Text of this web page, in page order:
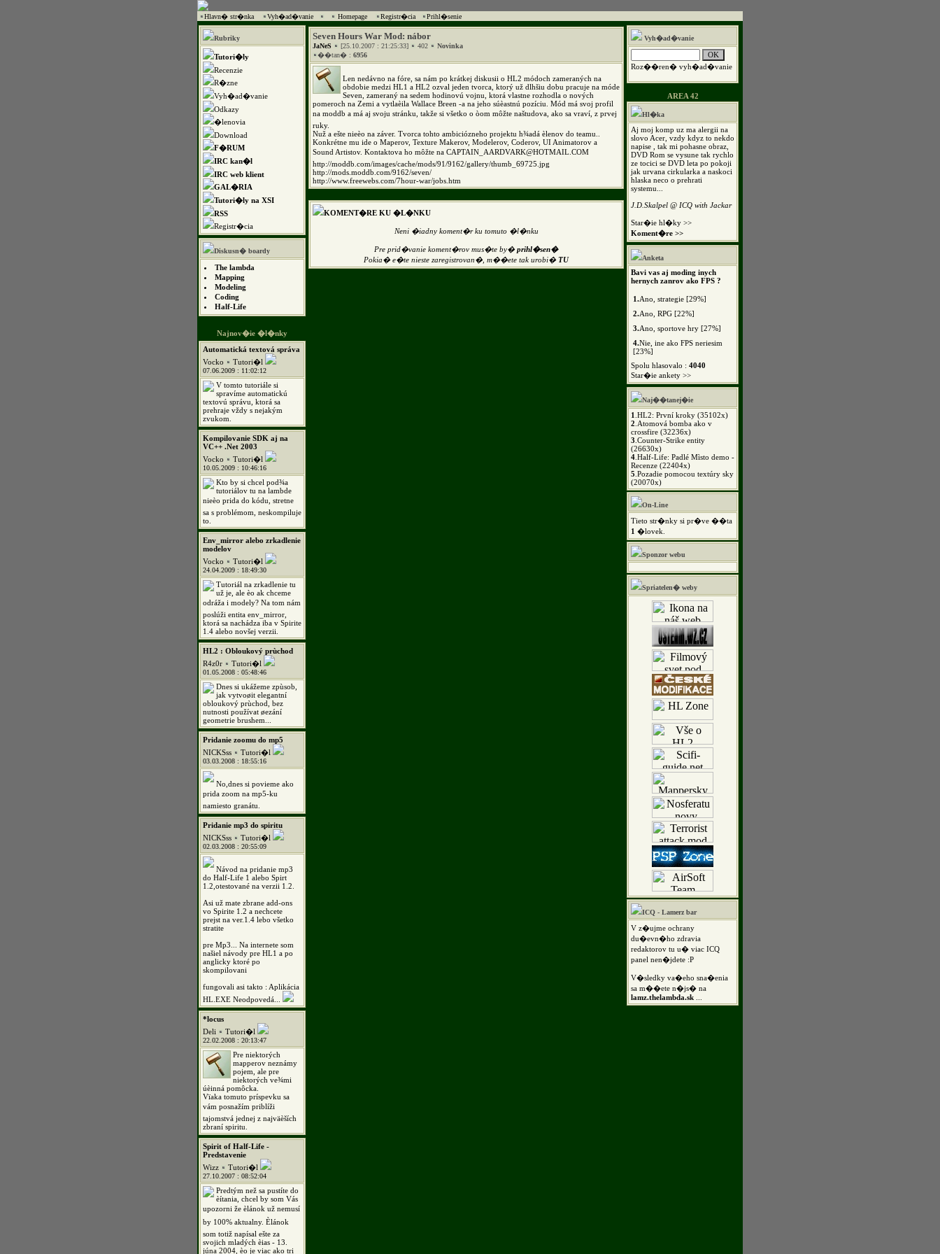
Hlavn� str�nka Vyh�ad�vanie Homepage Registr�cia Prihl�senie
Rubriky
Tutori�ly
Recenzie
R�zne
Vyh�ad�vanie
Odkazy
�lenovia
Download
F�RUM
IRC kan�l
IRC web klient
GAL�RIA
Tutori�ly na XSI
RSS
Registr�cia
Diskusn� boardy
The lambda
Mapping
Modeling
Coding
Half-Life
Najnov�ie �l�nky
Automatická textová správa
Vocko
Tutori�l
07.06.2009 : 11:02:12
V tomto tutoriále si
spravíme automatickú
textovú správu, ktorá sa
prehraje vždy s nejakým
zvukom.
Kompilovanie SDK aj na
VC++ .Net 2003
Vocko
Tutori�l
10.05.2009 : 10:46:16
Kto by si chcel pod¾a
tutoriálov tu na lambde
nieèo prida do kódu, stretne
sa s problémom, neskompiluje
to.
Env_mirror alebo zrkadlenie
modelov
Vocko
Tutori�l
24.04.2009 : 18:49:30
Tutoriál na zrkadlenie tu
už je, ale èo ak chceme
odráža i modely? Na tom nám
poslúži entita env_mirror,
ktorá sa nachádza iba v Spirite
1.4 alebo novšej verzii.
HL2 : Obloukový prùchod
R4z0r
Tutori�l
01.05.2008 : 05:48:46
Dnes si ukážeme zpùsob,
jak vytvoøit elegantní
obloukový prùchod, bez
nutnosti používat øezání
geometrie brushem...
Pridanie zoomu do mp5
NICKSss
Tutori�l
03.03.2008 : 18:55:16
No,dnes si povieme ako
prida zoom na mp5-ku
namiesto granátu.
Pridanie mp3 do spiritu
NICKSss
Tutori�l
02.03.2008 : 20:55:09
Návod na pridanie mp3
do Half-Life 1 alebo Spirt
1.2,otestované na verzii 1.2.
Asi už mate zbrane add-ons
vo Spirite 1.2 a nechcete
prejst na ver.1.4 lebo všetko
stratite
pre Mp3... Na internete som
našiel návody pre HL1 a po
anglicky ktoré po
skompilovani
fungovali asi takto : Aplikácia
HL.EXE Neodpovedá...
*locus
Deli
Tutori�l
22.02.2008 : 20:13:47
Pre niektorých
mapperov neznámy
pojem, ale pre
niektorých ve¾mi
úèinná pomôcka.
Vïaka tomuto príspevku sa
vám posnažím priblíži
tajomstvá jednej z najväèších
zbraní spiritu.
Spirit of Half-Life -
Predstavenie
Wizz
Tutori�l
27.10.2007 : 08:52:04
Predtým než sa pustíte do
èítania, chcel by som Vás
upozorni že èlánok už nemusí
by 100% aktualny. Èlánok
som totiž napísal ešte za
svojich mladých èias - 13.
júna 2004, èo je viac ako tri
Seven Hours War Mod: nábor
JaNeS [25.10.2007 : 21:25:33] 402
Novinka
��tan� : 6956
Len nedávno na fóre, sa nám po krátkej diskusii o HL2 módoch zameraných na
obdobie medzi HL1 a HL2 ozval jeden tvorca, ktorý už dlhšiu dobu pracuje na móde
Seven, zameraný na sedem hodinovú vojnu, ktorá vlastne rozhodla o nových
pomeroch na Zemi a vytlaèila Wallace Breen -a na jeho súèastnú pozíciu. Mód má svoj profil
na moddb a má aj svoju stránku, takže si všetko o òom môžte naštudova, ako sa vraví, z prvej
ruky.
Nuž a ešte nieèo na záver. Tvorca tohto ambiciózneho projektu h¾adá èlenov do teamu..
Konkrétne mu ide o Maperov, Texture Makerov, Modelerov, Coderov, UI Animatorov a
Sound Artistov. Kontaktova ho môžte na CAPTAIN_AARDVARK@HOTMAIL.COM
http://moddb.com/images/cache/mods/91/9162/gallery/thumb_69725.jpg
http://mods.moddb.com/9162/seven/
http://www.freewebs.com/7hour-war/jobs.htm
KOMENT�RE KU �L�NKU
Neni �iadny koment�r ku tomuto �l�nku
Pre prid�vanie koment�rov mus�te by�prihl�sen�
Pokia� e�te nieste zaregistrovan�, m��ete tak urobi�TU
Vyh�ad�vanie
Roz��ren� vyh�ad�vanie
AREA 42
Hl�ka
Aj moj komp uz ma alergii na
slovo Acer, vzdy kdyz to nekdo
napise , tak mi pohasne obraz,
DVD Rom se vysune tak rychlo
ze tocici se DVD leta po pokoji
jak urvana cirkularka a naskoci
hlaska neco o prehrati
systemu...
J.D.Skalpel @ ICQ with Jackar
Star�ie hl�ky >>
Koment�re >>
Anketa
Bavi vas aj moding inych
hernych zanrov ako FPS ?
1.Ano, strategie [29%]
2.Ano, RPG [22%]
3.Ano, sportove hry [27%]
4.Nie, ine ako FPS neriesim
[23%]
Spolu hlasovalo : 4040
Star�ie ankety >>
Naj��tanej�ie
1 HL2: První kroky (35102x)
2 Atomová bomba ako v
crossfire (32236x)
3 Counter-Strike entity
(26630x)
4 Half-Life: Padlé Mìsto demo -
Recenze (22404x)
5 Pozadie pomocou textúry sky
(20070x)
On-Line
Tieto str�nky si pr�ve ��ta
1 �lovek.
Sponzor webu
Spriatelen� weby
ICQ - Lamerz bar
V z�ujme ochrany
du�evn�ho zdravia
redaktorov tu u� viac ICQ
panel nen�jdete :P
V�sledky va�eho sna�enia
sa m��ete n�js� na
lamz.thelambda.sk